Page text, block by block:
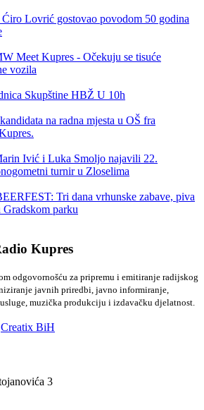
Lovrić gostovao povodom 50 godina
Meet Kupres - Očekuju se tisuće
vozila
Skupštine HBŽ U 10h
na radna mjesta u OŠ fra
Ivić i Luka Smoljo najavili 22.
turnir u Zloselima
Tri dana vrhunske zabave, piva
parku
Kupres
odgovornošću za pripremu i emitiranje radijskog
javnih priredbi, javno informiranje,
muzička produkciju i izdavačku djelatnost.
Creatix BiH
3